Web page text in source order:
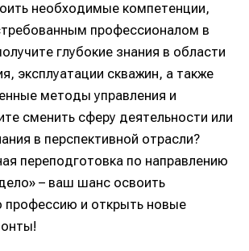
необходимые компетенции,
профессионалом в
глубокие знания в области
эксплуатации скважин, а также
методы управления и
сменить сферу деятельности или
в перспективной отрасли?
переподготовка по направлению
– ваш шанс освоить
профессию и открыть новые